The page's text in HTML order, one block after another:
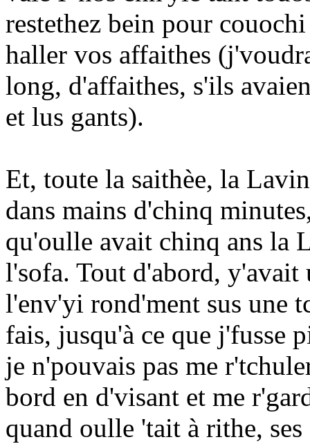
restethez bein pour
haller vos affaithes
long, d'affaithes, s'ils
et lus gants).
Et, toute la saithèe, la
dans mains d'chinq
qu'oulle avait chinq ans la
l'sofa. Tout d'abord, y'avait
l'env'yi rond'ment sus une
fais, jusqu'à ce que j'fusse
je n'pouvais pas me
bord en d'visant et me
quand oulle 'tait à rithe,